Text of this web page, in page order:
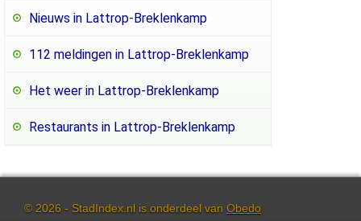
Nieuws in Lattrop-Breklenkamp
112 meldingen in Lattrop-Breklenkamp
Het weer in Lattrop-Breklenkamp
Restaurants in Lattrop-Breklenkamp
© 2026 - StadIndex.nl is onderdeel van Obedo